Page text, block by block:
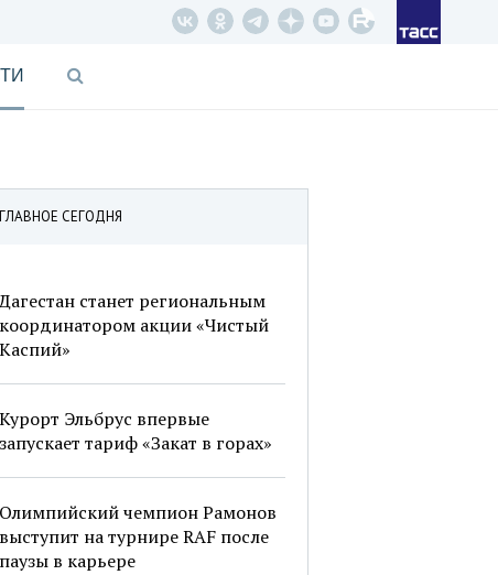
ГЛАВНОЕ СЕГОДНЯ
Дагестан станет региональным
координатором акции «Чистый
Каспий»
Курорт Эльбрус впервые
запускает тариф «Закат в горах»
Олимпийский чемпион Рамонов
выступит на турнире RAF после
паузы в карьере